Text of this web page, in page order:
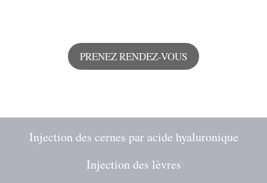
PRENEZ RENDEZ-VOUS
Injection des cernes par acide hyaluronique
Injection des lèvres